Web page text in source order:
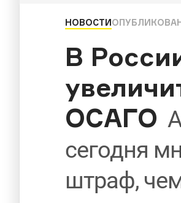
НОВОСТИ
В
ОСАГО
сегодня
штраф,